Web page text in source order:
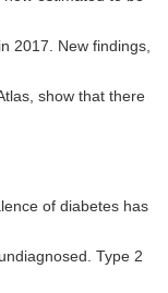
2017. New findings,
show that there
of diabetes has
Type 2